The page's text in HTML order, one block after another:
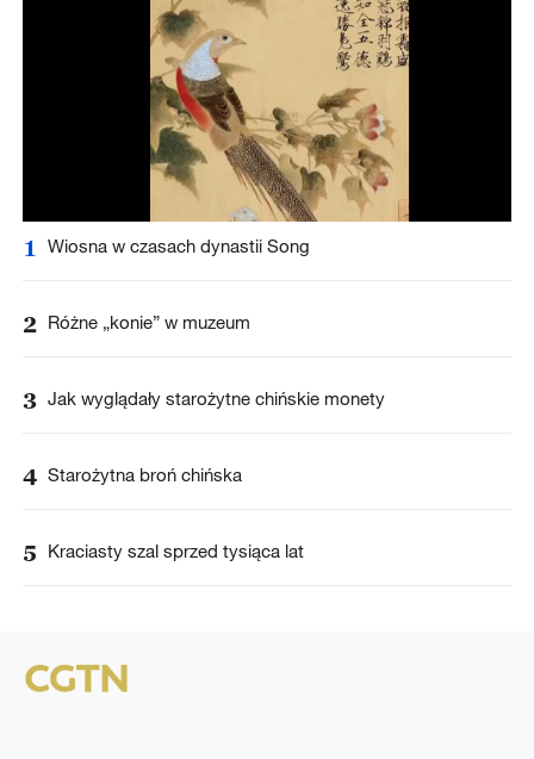
1 Wiosna w czasach dynastii Song
2 Różne „konie” w muzeum
3 Jak wyglądały starożytne chińskie monety
4 Starożytna broń chińska
5 Kraciasty szal sprzed tysiąca lat